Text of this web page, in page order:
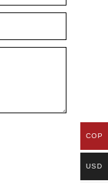
COP
USD